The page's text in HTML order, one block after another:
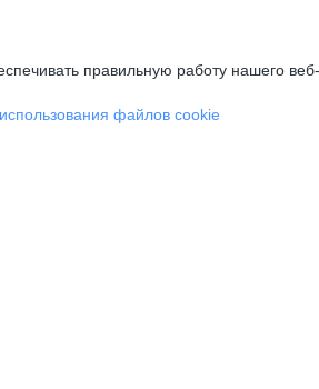
правильную работу нашего веб-
файлов cookie